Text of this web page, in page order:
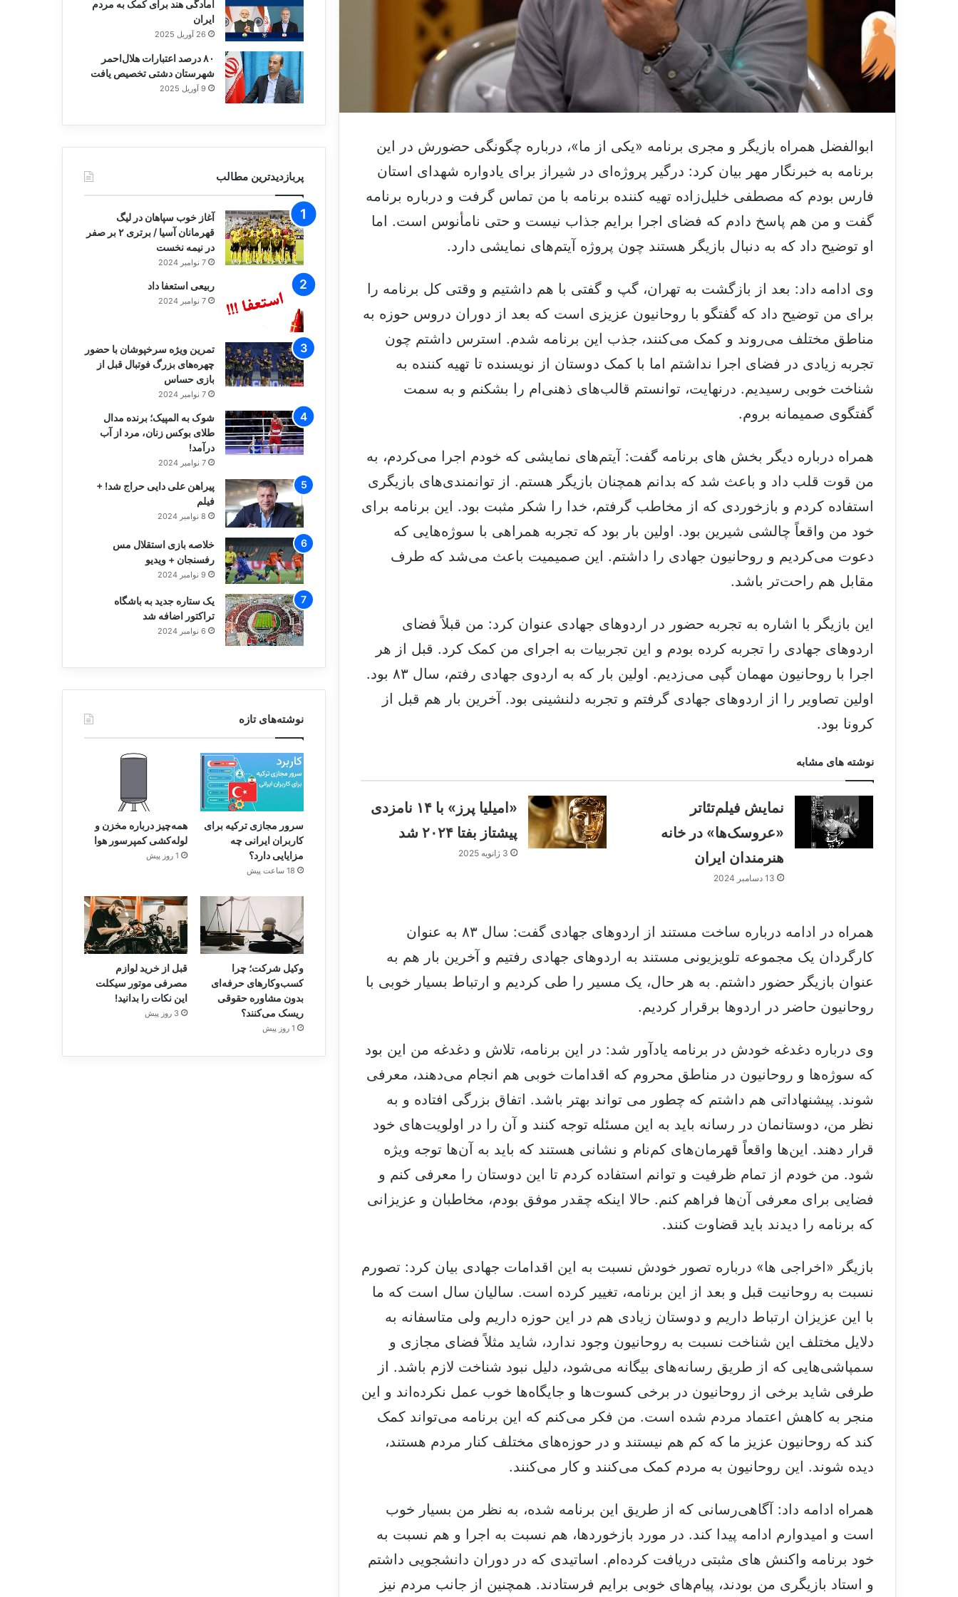
ابوالفضل همراه بازیگر و مجری برنامه «یکی از ما»، درباره چگونگی حضورش در این
برنامه به خبرنگار مهر بیان کرد: درگیر پروژه‌ای در شیراز برای یادواره شهدای استان
فارس بودم که مصطفی خلیل‌زاده تهیه کننده برنامه با من تماس گرفت و درباره برنامه
گفت و من هم پاسخ دادم که فضای اجرا برایم جذاب نیست و حتی نامأنوس است. اما
او توضیح داد که به دنبال بازیگر هستند چون پروژه آیتم‌های نمایشی دارد.
وی ادامه داد: بعد از بازگشت به تهران، گپ و گفتی با هم داشتیم و وقتی کل برنامه را
برای من توضیح داد که گفتگو با روحانیون عزیزی است که بعد از دوران دروس حوزه به
مناطق مختلف می‌روند و کمک می‌کنند، جذب این برنامه شدم. استرس داشتم چون
تجربه زیادی در فضای اجرا نداشتم اما با کمک دوستان از نویسنده تا تهیه کننده به
شناخت خوبی رسیدیم. درنهایت، توانستم قالب‌های ذهنی‌ام را بشکنم و به سمت
گفتگوی صمیمانه بروم.
همراه درباره دیگر بخش های برنامه گفت: آیتم‌های نمایشی که خودم اجرا می‌کردم، به
من قوت قلب داد و باعث شد که بدانم همچنان بازیگر هستم. از توانمندی‌های بازیگری
استفاده کردم و بازخوردی که از مخاطب گرفتم، خدا را شکر مثبت بود. این برنامه برای
خود من واقعاً چالشی شیرین بود. اولین بار بود که تجربه همراهی با سوژه‌هایی که
دعوت می‌کردیم و روحانیون جهادی را داشتم. این صمیمیت باعث می‌شد که طرف
مقابل هم راحت‌تر باشد.
این بازیگر با اشاره به تجربه حضور در اردوهای جهادی عنوان کرد: من قبلاً فضای
اردوهای جهادی را تجربه کرده بودم و این تجربیات به اجرای من کمک کرد. قبل از هر
اجرا با روحانیون مهمان گپی می‌زدیم. اولین بار که به اردوی جهادی رفتم، سال ۸۳ بود.
اولین تصاویر را از اردوهای جهادی گرفتم و تجربه دلنشینی بود. آخرین بار هم قبل از
کرونا بود.
نوشته های مشابه
نمایش فیلم‌تئاتر
«عروسک‌ها» در خانه
هنرمندان ایران
13 دسامبر 2024
«امیلیا پرز» با ۱۴ نامزدی
پیشتاز بفتا ۲۰۲۴ شد
3 ژانویه 2025
همراه در ادامه درباره ساخت مستند از اردوهای جهادی گفت: سال ۸۳ به عنوان
کارگردان یک مجموعه تلویزیونی مستند به اردوهای جهادی رفتیم و آخرین بار هم به
عنوان بازیگر حضور داشتم. به هر حال، یک مسیر را طی کردیم و ارتباط بسیار خوبی با
روحانیون حاضر در اردوها برقرار کردیم.
وی درباره دغدغه خودش در برنامه یادآور شد: در این برنامه، تلاش و دغدغه من این بود
که سوژه‌ها و روحانیون در مناطق محروم که اقدامات خوبی هم انجام می‌دهند، معرفی
شوند. پیشنهاداتی هم داشتم که چطور می تواند بهتر باشد. اتفاق بزرگی افتاده و به
نظر من، دوستانمان در رسانه باید به این مسئله توجه کنند و آن را در اولویت‌های خود
قرار دهند. این‌ها واقعاً قهرمان‌های کم‌نام و نشانی هستند که باید به آن‌ها توجه ویژه
شود. من خودم از تمام ظرفیت و توانم استفاده کردم تا این دوستان را معرفی کنم و
فضایی برای معرفی آن‌ها فراهم کنم. حالا اینکه چقدر موفق بودم، مخاطبان و عزیزانی
که برنامه را دیدند باید قضاوت کنند.
بازیگر «اخراجی ها» درباره تصور خودش نسبت به این اقدامات جهادی بیان کرد: تصورم
نسبت به روحانیت قبل و بعد از این برنامه، تغییر کرده است. سالیان سال است که ما
با این عزیزان ارتباط داریم و دوستان زیادی هم در این حوزه داریم ولی متاسفانه به
دلایل مختلف این شناخت نسبت به روحانیون وجود ندارد، شاید مثلاً فضای مجازی و
سمپاشی‌هایی که از طریق رسانه‌های بیگانه می‌شود، دلیل نبود شناخت لازم باشد. از
طرفی شاید برخی از روحانیون در برخی کسوت‌ها و جایگاه‌ها خوب عمل نکرده‌اند و این
منجر به کاهش اعتماد مردم شده است. من فکر می‌کنم که این برنامه می‌تواند کمک
کند که روحانیون عزیز ما که کم هم نیستند و در حوزه‌های مختلف کنار مردم هستند،
دیده شوند. این روحانیون به مردم کمک می‌کنند و کار می‌کنند.
همراه ادامه داد: آگاهی‌رسانی که از طریق این برنامه شده، به نظر من بسیار خوب
است و امیدوارم ادامه پیدا کند. در مورد بازخوردها، هم نسبت به اجرا و هم نسبت به
خود برنامه واکنش های مثبتی دریافت کرده‌ام. اساتیدی که در دوران دانشجویی داشتم
و استاد بازیگری من بودند، پیام‌های خوبی برایم فرستادند. همچنین از جانب مردم نیز
آمادگی هند برای کمک به مردم
ایران
26 آوریل 2025
۸۰ درصد اعتبارات هلال‌احمر
شهرستان دشتی تخصیص یافت
9 آوریل 2025
پربازدیدترین مطالب
آغاز خوب سپاهان در لیگ
قهرمانان آسیا / برتری ۲ بر صفر
در نیمه نخست
7 نوامبر 2024
ربیعی استعفا داد
7 نوامبر 2024
تمرین ویژه سرخپوشان با حضور
چهره‌های بزرگ فوتبال قبل از
بازی حساس
7 نوامبر 2024
شوک به المپیک؛ برنده مدال
طلای بوکس زنان، مرد از آب
درآمد!
7 نوامبر 2024
پیراهن علی دایی حراج شد! +
فیلم
8 نوامبر 2024
خلاصه بازی استقلال مس
رفسنجان + ویدیو
9 نوامبر 2024
یک ستاره جدید به باشگاه
تراکتور اضافه شد
6 نوامبر 2024
نوشته‌های تازه
سرور مجازی ترکیه برای
کاربران ایرانی چه
مزایایی دارد؟
18 ساعت پیش
همه‌چیز درباره مخزن و
لوله‌کشی کمپرسور هوا
1 روز پیش
وکیل شرکت؛ چرا
کسب‌وکارهای حرفه‌ای
بدون مشاوره حقوقی
ریسک می‌کنند؟
1 روز پیش
قبل از خرید لوازم
مصرفی موتور سیکلت
این نکات را بدانید!
3 روز پیش